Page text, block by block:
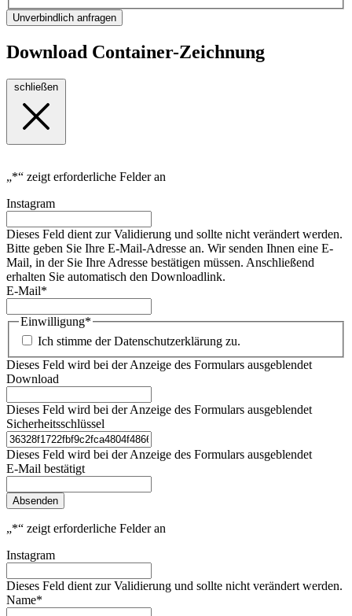
Unverbindlich anfragen
Download Container-Zeichnung
„*“ zeigt erforderliche Felder an
Instagram
Dieses Feld dient zur Validierung und sollte nicht verändert werden.
Bitte geben Sie Ihre E-Mail-Adresse an. Wir senden Ihnen eine E-
Mail, in der Sie Ihre Adresse bestätigen müssen. Anschließend
erhalten Sie automatisch den Downloadlink.
E-Mail*
Einwilligung*
Ich stimme der Datenschutzerklärung zu.
Dieses Feld wird bei der Anzeige des Formulars ausgeblendet
Download
Dieses Feld wird bei der Anzeige des Formulars ausgeblendet
Sicherheitsschlüssel
Dieses Feld wird bei der Anzeige des Formulars ausgeblendet
E-Mail bestätigt
Absenden
„*“ zeigt erforderliche Felder an
Instagram
Dieses Feld dient zur Validierung und sollte nicht verändert werden.
Name*